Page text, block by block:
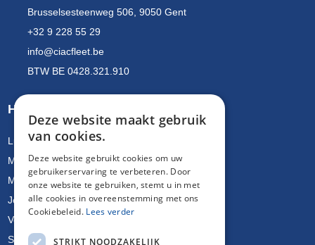
Brusselsesteenweg 506, 9050 Gent
+32 9 228 55 29
info@ciacfleet.be
BTW BE 0428.321.910
Heures d'ouverture
Lundi
08u15 - 12u00 & 13u00 - 17u15
Mardi
08u15 - 12u00 & 13u00 - 17u15
Mercredi
08u15 - 12u00 & 13u00 - 17u15
Jeudi
08u15 - 12u00 & 13u00 - 17u15
Vendredi
Samedi
FERMÉ
Deze website maakt gebruik
van cookies.
Deze website gebruikt cookies om uw
gebruikerservaring te verbeteren. Door
onze website te gebruiken, stemt u in met
alle cookies in overeenstemming met ons
Cookiebeleid. Lees verder
STRIKT NOODZAKELIJK